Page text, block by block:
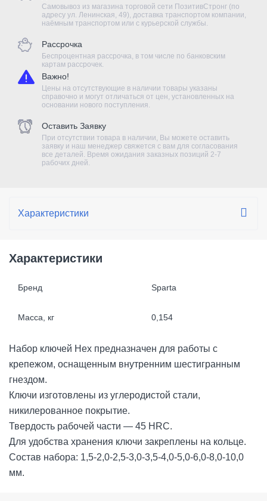
Самовывоз из магазина торговой сети ПозитивСтронг (по
адресу ул. Ленинская, 49), доставка транспортом компании,
наёмным транспортом или с курьерской службы.
Рассрочка
Беспроцентная рассрочка, в том числе по банковским
картам рассрочек.
Важно!
Цены на отсутствующие в наличии товары указаны
справочно и могут отличаться от цен, установленных на
основании нового поступления.
Оставить Заявку
При отсутствии товара в наличии, Вы можете оставить
заявку и наш менеджер свяжется с вам для согласования
все деталей. Время ожидания заказных позиций 2-7
рабочих дней.
Характеристики
Бренд Sparta
Масса, кг 0,154
Набор ключей Hex предназначен для работы с
крепежом, оснащенным внутренним шестигранным
гнездом.
Ключи изготовлены из углеродистой стали,
никилерованное покрытие.
Твердость рабочей части — 45 HRС.
Для удобства хранения ключи закреплены на кольце.
Состав набора: 1,5-2,0-2,5-3,0-3,5-4,0-5,0-6,0-8,0-10,0
мм.